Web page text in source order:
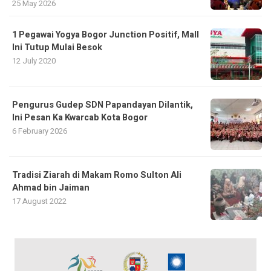
25 May 2026
1 Pegawai Yogya Bogor Junction Positif, Mall
Ini Tutup Mulai Besok
12 July 2020
Pengurus Gudep SDN Papandayan Dilantik,
Ini Pesan Ka Kwarcab Kota Bogor
6 February 2026
Tradisi Ziarah di Makam Romo Sulton Ali
Ahmad bin Jaiman
17 August 2022